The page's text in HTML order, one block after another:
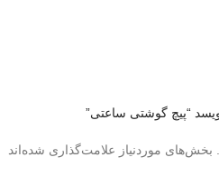
“پیچ گوشتی ساعتی”
بخش‌های موردنیاز علامت‌گذاری شده‌اند